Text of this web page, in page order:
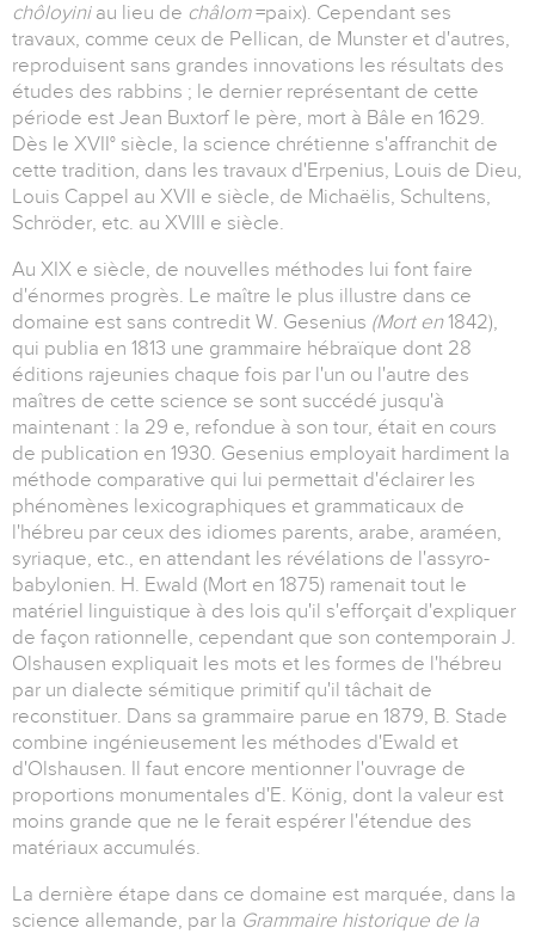
chôloyini au lieu de châlom=paix). Cependant ses
travaux, comme ceux de Pellican, de Munster et d'autres,
reproduisent sans grandes innovations les résultats des
études des rabbins ; le dernier représentant de cette
période est Jean Buxtorf le père, mort à Bâle en 1629.
Dès le XVII° siècle, la science chrétienne s'affranchit de
cette tradition, dans les travaux d'Erpenius, Louis de Dieu,
Louis Cappel au XVII e siècle, de Michaëlis, Schultens,
Schröder, etc. au XVIII e siècle.
Au XIX e siècle, de nouvelles méthodes lui font faire
d'énormes progrès. Le maître le plus illustre dans ce
domaine est sans contredit W. Gesenius (Mort en1842),
qui publia en 1813 une grammaire hébraïque dont 28
éditions rajeunies chaque fois par l'un ou l'autre des
maîtres de cette science se sont succédé jusqu'à
maintenant : la 29 e, refondue à son tour, était en cours
de publication en 1930. Gesenius employait hardiment la
méthode comparative qui lui permettait d'éclairer les
phénomènes lexicographiques et grammaticaux de
l'hébreu par ceux des idiomes parents, arabe, araméen,
syriaque, etc., en attendant les révélations de l'assyro-
babylonien. H. Ewald (Mort en 1875) ramenait tout le
matériel linguistique à des lois qu'il s'efforçait d'expliquer
de façon rationnelle, cependant que son contemporain J.
Olshausen expliquait les mots et les formes de l'hébreu
par un dialecte sémitique primitif qu'il tâchait de
reconstituer. Dans sa grammaire parue en 1879, B. Stade
combine ingénieusement les méthodes d'Ewald et
d'Olshausen. Il faut encore mentionner l'ouvrage de
proportions monumentales d'E. König, dont la valeur est
moins grande que ne le ferait espérer l'étendue des
matériaux accumulés.
La dernière étape dans ce domaine est marquée, dans la
science allemande, par la Grammaire historique de la